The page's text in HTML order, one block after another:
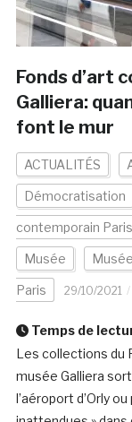
Fonds d’art
Galliera:
font le mur
ACTUALITÉS
Démocratisation
contemporain Paris
Musée
Paris 29/10/2021
Temps de
Les collections du
musée Galliera
l’aéroport d’Orly